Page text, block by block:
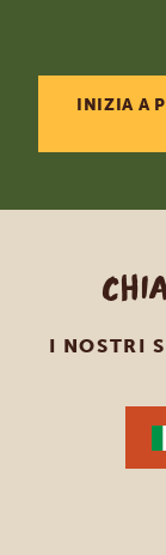
INIZIA A
I NOSTRI